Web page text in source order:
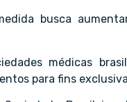
busca
médicas
para fins